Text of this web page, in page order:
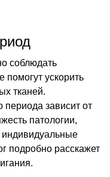
соблюдать
помогут ускорить
тканей.
периода зависит от
патологии,
подробно расскажет